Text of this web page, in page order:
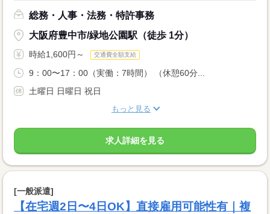
総務・人事・法務・特許事務
大阪府豊中市/緑地公園駅（徒歩 1分）
時給1,600円～ 交通費全額支給
9：00〜17：00（実働：7時間） （休憩60分...
土曜日 日曜日 祝日
もっと見る
求人詳細を見る
[一般派遣]
【在宅週2日〜4日OK】直接雇用可能性有｜複